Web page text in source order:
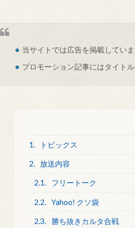
当サイトでは広告を掲載していま
プロモーション記事にはタイト
1. トピックス
2. 放送内容
2.1. フリートーク
2.2. Yahoo! クソ袋
2.3. 勝ち抜きカルタ合戦